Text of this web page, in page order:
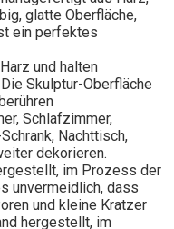
glatte Oberfläche,
ein perfektes
und halten
Skulptur-Oberfläche
Schlafzimmer,
Nachttisch,
dekorieren.
im Prozess der
unvermeidlich, dass
und kleine Kratzer
hergestellt, im